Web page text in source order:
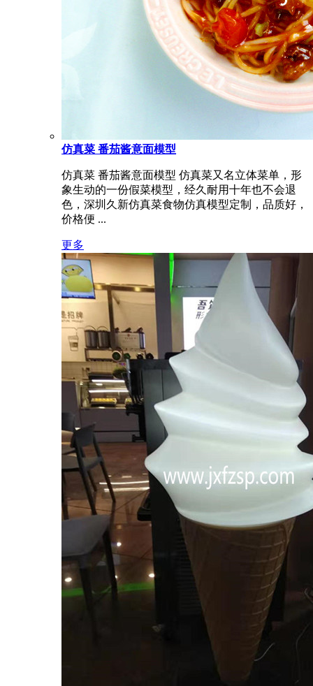
仿真菜 番茄酱意面模型
仿真菜 番茄酱意面模型 仿真菜又名立体菜单，形
象生动的一份假菜模型，经久耐用十年也不会退
色，深圳久新仿真菜食物仿真模型定制，品质好，
价格便 ...
更多